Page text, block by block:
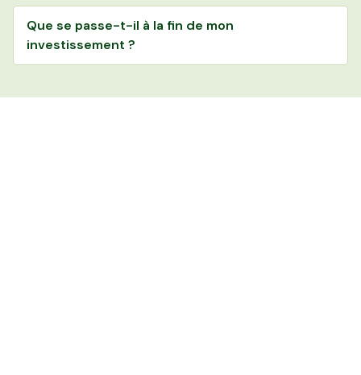
Que se passe-t-il à la fin de mon
investissement ?